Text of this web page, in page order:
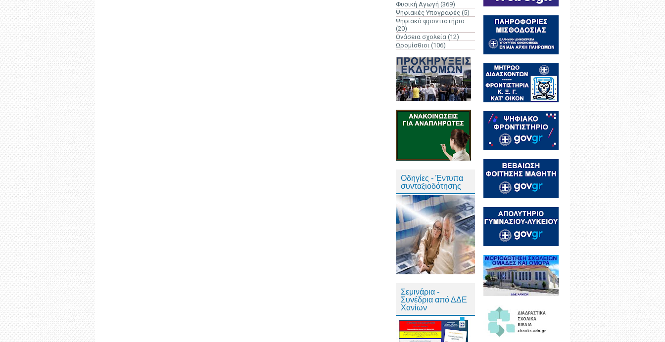
Φυσική Αγωγή (369)
Ψηφιακές Υπογραφές (5)
Ψηφιακό φροντιστήριο
(20)
Ωνάσεια σχολεία (12)
Ωρομίσθιοι (106)
Οδηγίες - Έντυπα
συνταξιοδότησης
Σεμινάρια -
Συνέδρια από ΔΔΕ
Χανίων